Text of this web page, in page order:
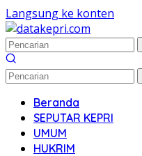
Langsung ke konten
Beranda
SEPUTAR KEPRI
UMUM
HUKRIM